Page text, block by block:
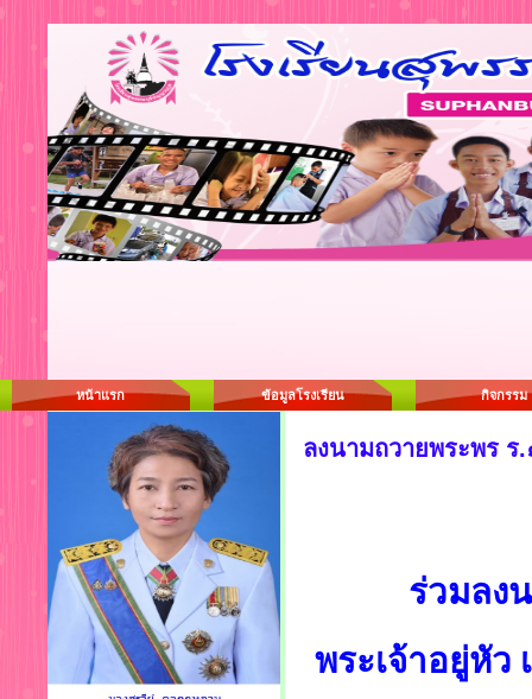
หน้าแรก ข้อมูลโรงเรียน กิจกรรม
ลงนามถวายพระพร ร
ร่วมลง
พระเจ้าอยู่หัว